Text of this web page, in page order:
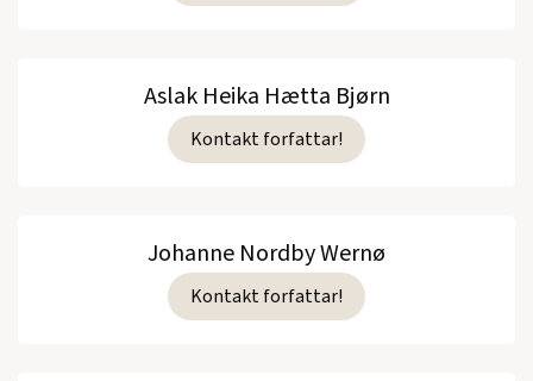
Aslak Heika Hætta Bjørn
Kontakt forfattar!
Johanne Nordby Wernø
Kontakt forfattar!